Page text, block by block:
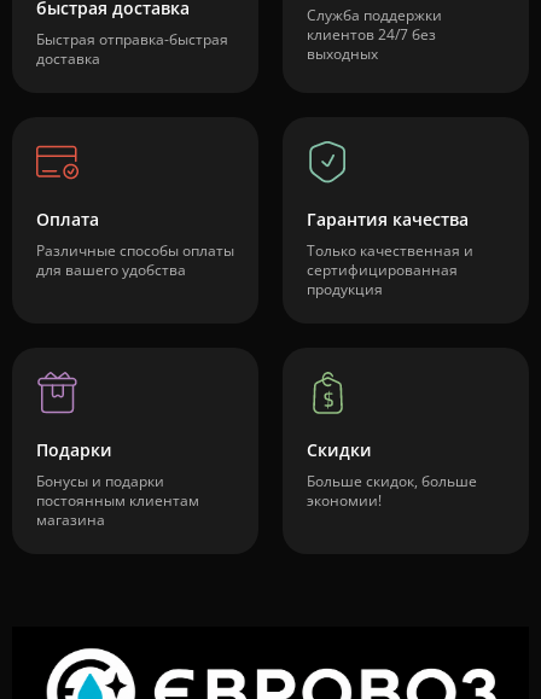
быстрая доставка
Быстрая отправка-быстрая
доставка
Служба поддержки
клиентов 24/7 без
выходных
Оплата
Различные способы оплаты
для вашего удобства
Гарантия качества
Только качественная и
сертифицированная
продукция
Подарки
Бонусы и подарки
постоянным клиентам
магазина
Скидки
Больше скидок, больше
экономии!